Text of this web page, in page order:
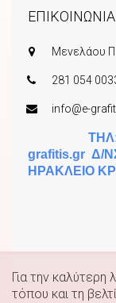
ΕΠΙΚΟΙΝΩΝΙΑ
Μενελάου
281 054
info@e-
ΤΗΛ:
grafitis.gr Δ/
ΗΡΑΚΛΕΙΟ
Για την καλύτερη
τόπου και τη